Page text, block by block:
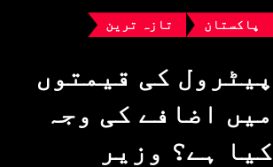
پاکستان تازہ ترین
پیٹرول کی قیمتوں
میں اضافے کی وجہ
کیا ہے؟ وزیرِ